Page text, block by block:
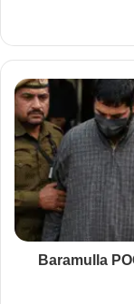
Baramulla